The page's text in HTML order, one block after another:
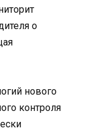
о
нового
контроля